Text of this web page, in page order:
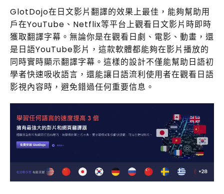
GlotDojo在日文影片翻譯的效果上最佳，能夠幫助用
戶在YouTube、Netflix等平台上觀看日文影片時即時
獲取翻譯字幕。無論你是在觀看日劇、電影、動畫，還
是日語YouTube影片，這款軟體都能夠在影片播放的
同時實時顯示翻譯字幕。這樣的設計不僅能幫助日語初
學者快速吸收語言，還能讓日語流利使用者在觀看日語
影視內容時，避免錯過任何重要信息。